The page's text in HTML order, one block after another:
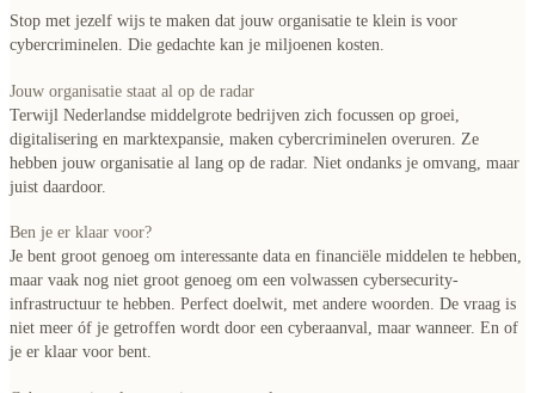
Stop met jezelf wijs te maken dat jouw organisatie te klein is voor
cybercriminelen. Die gedachte kan je miljoenen kosten.
Jouw organisatie staat al op de radar
Terwijl Nederlandse middelgrote bedrijven zich focussen op groei,
digitalisering en marktexpansie, maken cybercriminelen overuren. Ze
hebben jouw organisatie al lang op de radar. Niet ondanks je omvang, maar
juist daardoor.
Ben je er klaar voor?
Je bent groot genoeg om interessante data en financiële middelen te hebben,
maar vaak nog niet groot genoeg om een volwassen cybersecurity-
infrastructuur te hebben. Perfect doelwit, met andere woorden. De vraag is
niet meer óf je getroffen wordt door een cyberaanval, maar wanneer. En of
je er klaar voor bent.